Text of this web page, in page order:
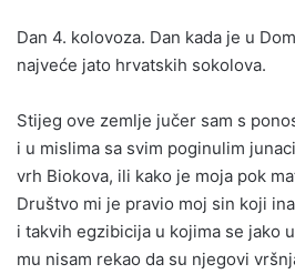
Dan 4. kolovoza. Dan kada je u
najveće jato hrvatskih sokolova.
Stijeg ove zemlje jučer sam s
i u mislima sa svim poginulim
vrh Biokova, ili kako je moja pok
Društvo mi je pravio moj sin koji
i takvih egzibicija u kojima se jako
mu nisam rekao da su njegovi